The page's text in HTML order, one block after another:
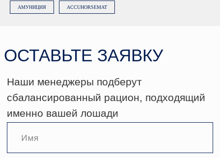
АМУНИЦИЯ ACCUHORSEMAT